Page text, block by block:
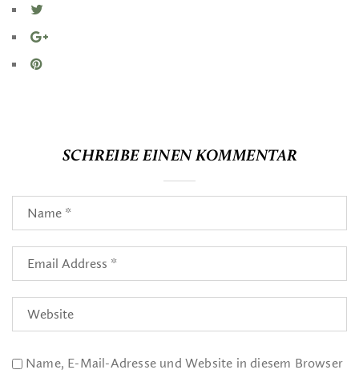
SCHREIBE EINEN KOMMENTAR
Name, E-Mail-Adresse und Website in diesem Browser